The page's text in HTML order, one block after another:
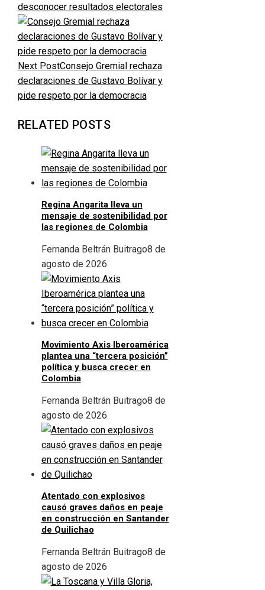
desconocer resultados electorales
Next PostConsejo Gremial rechaza
declaraciones de Gustavo Bolívar y
pide respeto por la democracia
RELATED POSTS
Regina Angarita lleva un
mensaje de sostenibilidad por
las regiones de Colombia
Fernanda Beltrán Buitrago8 de
agosto de 2026
Movimiento Axis Iberoamérica
plantea una “tercera posición”
política y busca crecer en
Colombia
Fernanda Beltrán Buitrago8 de
agosto de 2026
Atentado con explosivos
causó graves daños en peaje
en construcción en Santander
de Quilichao
Fernanda Beltrán Buitrago8 de
agosto de 2026